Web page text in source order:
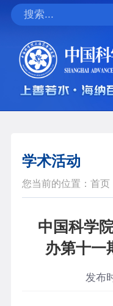
学术活动
您当前的位置： 首页
中国科学
办第十一
发布